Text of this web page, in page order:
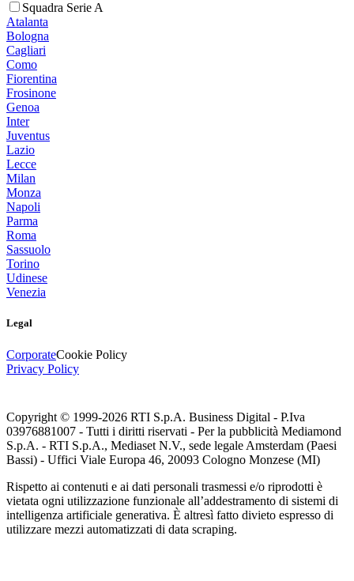
Squadra Serie A
Atalanta
Bologna
Cagliari
Como
Fiorentina
Frosinone
Genoa
Inter
Juventus
Lazio
Lecce
Milan
Monza
Napoli
Parma
Roma
Sassuolo
Torino
Udinese
Venezia
Legal
CorporateCookie Policy
Privacy Policy
Copyright © 1999-2026 RTI S.p.A. Business Digital - P.Iva
03976881007 - Tutti i diritti riservati - Per la pubblicità Mediamond
S.p.A. - RTI S.p.A., Mediaset N.V., sede legale Amsterdam (Paesi
Bassi) - Uffici Viale Europa 46, 20093 Cologno Monzese (MI)
Rispetto ai contenuti e ai dati personali trasmessi e/o riprodotti è
vietata ogni utilizzazione funzionale all’addestramento di sistemi di
intelligenza artificiale generativa. È altresì fatto divieto espresso di
utilizzare mezzi automatizzati di data scraping.